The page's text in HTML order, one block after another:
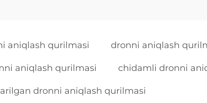
aniqlash qurilmasi dronni aniqlash
aniqlash qurilmasi chidamli dronni
dronni aniqlash qurilmasi